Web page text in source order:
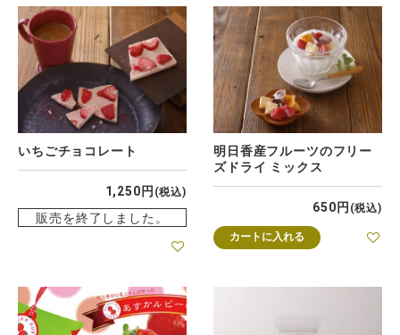
いちごチョコレート
1,250 税込
販売を終了しました。
明日香産フルーツのフリー
ズドライ ミックス
650 税込
カートに入れる